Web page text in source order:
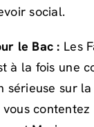
social.
le Bac : Les
à la fois une
sérieuse sur
vous